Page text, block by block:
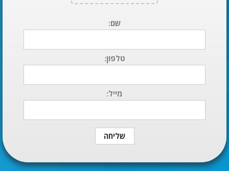
שם:
טלפון:
מייל: